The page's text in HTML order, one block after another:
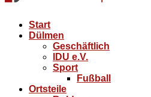
Start
Dülmen
Geschäftlich
IDU e.V.
Sport
Fußball
Ortsteile